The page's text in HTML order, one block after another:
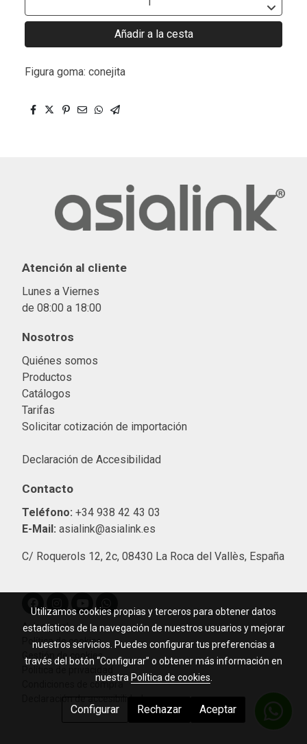
Añadir a la cesta
Figura goma: conejita
Atención al cliente
Lunes a Viernes
de 08:00 a 18:00
Nosotros
Quiénes somos
Productos
Catálogos
Tarifas
Solicitar cotización de importación
Declaración de Accesibilidad
Contacto
Teléfono: +34 938 42 43 03
E-Mail: asialink@asialink.es
C/ Roquerols 12, 2c, 08430 La Roca del Vallès, España
Aviso legal
Política de cookies
Gestión de cookies
Condiciones de compra
Utilizamos cookies propias y terceros para obtener datos
estadísticos de la navegación de nuestros usuarios y mejorar
nuestros servicios. Puedes configurar tus preferencias a
través del botón “Configurar” o obtener más información en
nuestra Política de cookies
Configurar Rechazar Aceptar